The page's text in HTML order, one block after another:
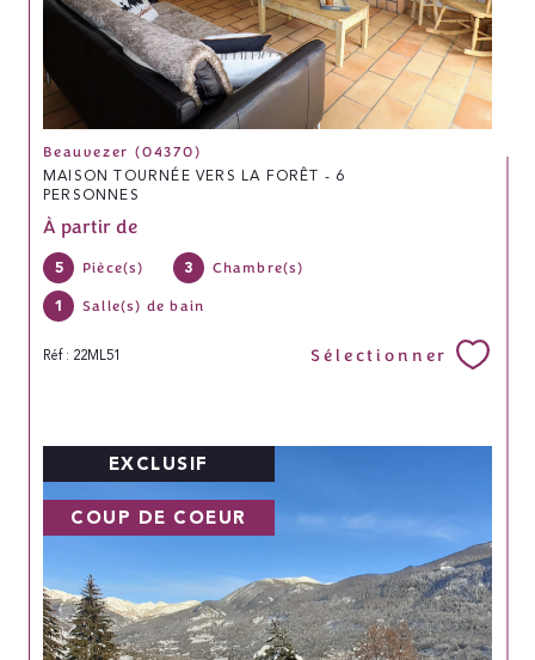
Beauvezer (04370)
MAISON TOURNÉE VERS LA FORÊT - 6
PERSONNES
À partir de
5 Pièce(s) 3 Chambre(s)
1 Salle(s) de bain
Réf : 22ML51 Sélectionner
EXCLUSIF
COUP DE COEUR